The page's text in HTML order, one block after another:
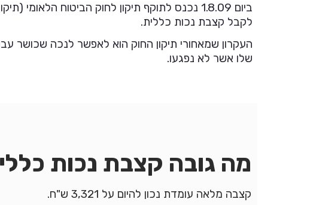
ביום 1.8.09 נכנס לתוקף תיקון לחוק הביטוח
לקבל קצבת נכות כללית.
העקרון שמאחורי תיקון החוק הוא לאפשר לנכה שכושר
שלו אשר לא נפגעו.
מה גובה קצבת נכות
קצבה מלאה עומדת נכון להיום על 3,321 ש"ח.